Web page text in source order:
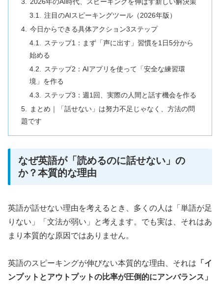
2026年のAI時代、スピーキングを伸ばす新しい解決策
注目のAIスピーキングツール（2026年版）
今日からできる具体アクション3ステップ
ステップ1：まず「声に出す」習慣を1日5分から
始める
ステップ2：AIアプリを使って「安全な練習環
境」を作る
ステップ3：週1回、実際の人間と話す機会を作る
まとめ｜「話せない」は努力不足じゃなく、方法の問
題です
なぜ英語が「読めるのに話せない」の
か？本質的な理由
英語が話せない理由を考えるとき、多くの人は「単語が足
りない」「文法が弱い」と考えます。でも実は、それはあ
まり本質的な原因ではありません。
英語のスピーキングが伸びない本質的な理由、それは 「イ
ンプットとアウトプットの比率が圧倒的にアンバランス」